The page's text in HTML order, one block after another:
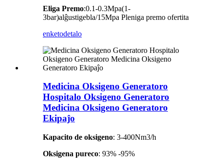
Eliga Premo:0.1-0.3Mpa(1-
3bar)alĝustigebla/15Mpa Pleniga premo ofertita
enketodetalo
Medicina Oksigeno Generatoro
Hospitalo Oksigeno Generatoro
Medicina Oksigeno Generatoro
Ekipaĵo
Kapacito de oksigeno: 3-400Nm3/h
Oksigena pureco: 93% -95%